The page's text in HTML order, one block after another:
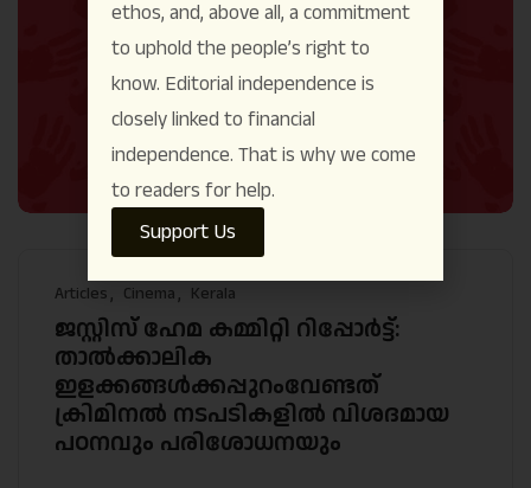
Articles Cinema Kerala
ജസ്റ്റിസ് ഹേമ കമ്മിറ്റി റിപ്പോർട്ട്:
താൽക്കാലിക
ഇളക്കങ്ങൾക്കപ്പുറംവേണ്ടത്
ക്രിമിനൽ നടപടികളിൽ വിശദമായ
പഠനവും പരിശോധനയും
ethos, and, above all, a commitment
to uphold the people’s right to
know. Editorial independence is
closely linked to financial
independence. That is why we come
to readers for help.
Support Us